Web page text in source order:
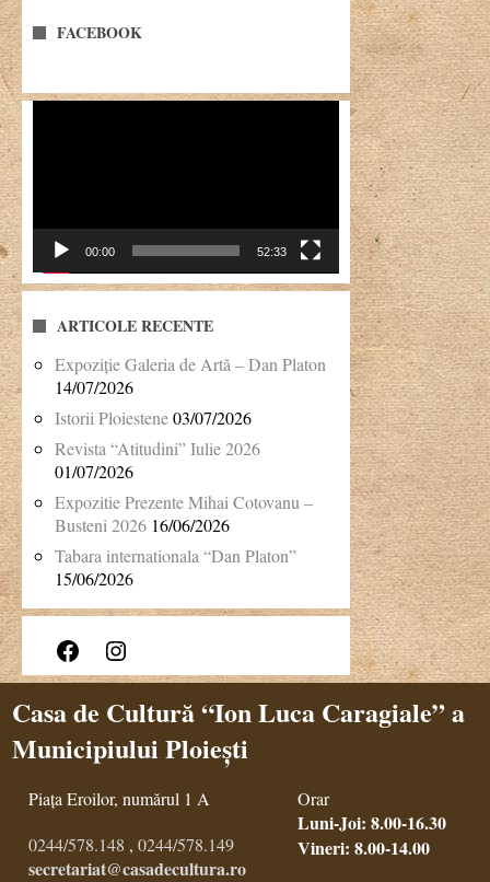
FACEBOOK
00:00 52:33
ARTICOLE RECENTE
Expoziție Galeria de Artă – Dan Platon
14/07/2026
Istorii Ploiestene03/07/2026
Revista “Atitudini” Iulie 2026
01/07/2026
Expozitie Prezente Mihai Cotovanu –
Busteni 2026 16/06/2026
Tabara internationala “Dan Platon”
15/06/2026
Facebook Instagram
Casa de Cultură “Ion Luca Caragiale” a
Municipiului Ploiești
Piața Eroilor, numărul 1 A
0244/578.148 ,0244/578.149
secretariat@casadecultura.ro
Orar
Luni-Joi: 8.00-16.30
Vineri: 8.00-14.00